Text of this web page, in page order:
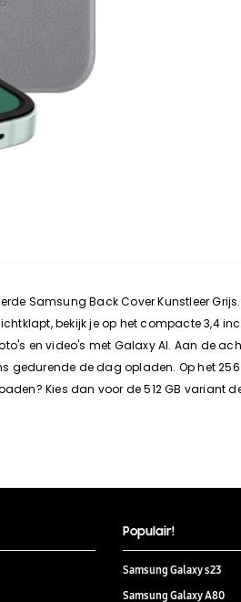
Samsung Back Cover Kunstleer
bekijk je op het compacte 3,4
en video's met Galaxy AI. Aan de
de dag opladen. Op het
Kies dan voor de 512 GB variant
Populair!
Samsung Galaxy s23
Samsung Galaxy A80